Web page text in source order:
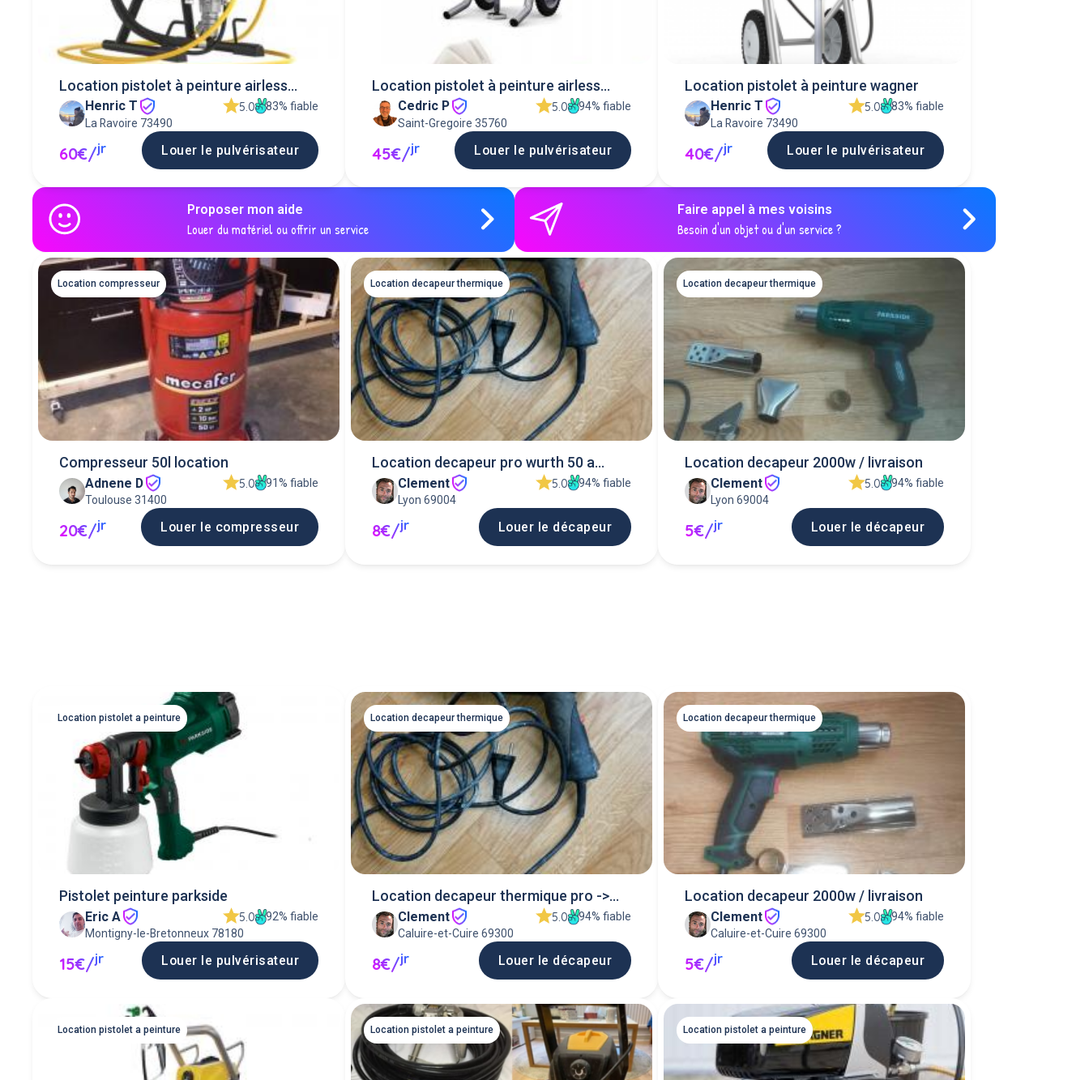
Location pistolet à peinture airless
wagnerHenric T 5.0
83% fiable
La Ravoire 73490
60€/jr Louer le pulvérisateur
Location pistolet à peinture airless
wagner 3
Cedric P 5.0
94% fiable
Saint-Gregoire 35760
45€/jr Louer le pulvérisateur
Location pistolet à peinture wagner
Henric T 5.0
83% fiable
La Ravoire 73490
40€/jr Louer le pulvérisateur
Proposer mon aide
Louer du matériel ou offrir un service
Faire appel à mes voisins
Besoin d'un objet ou d'un service ?
Location compresseur
Compresseur 50l location
Adnene D 5.0
91% fiable
Toulouse 31400
20€/jr Louer le compresseur
Location decapeur thermique
Location decapeur pro wurth 50 a
600°cClement 5.0
94% fiable
Lyon 69004
8€/jr Louer le décapeur
Location decapeur thermique
Location decapeur 2000w / livraison
Clement 5.0
94% fiable
Lyon 69004
5€/jr Louer le décapeur
Location pistolet a peinture
Pistolet peinture parkside
Eric A 5.0
92% fiable
Montigny-le-Bretonneux 78180
15€/jr Louer le pulvérisateur
Location decapeur thermique
Location decapeur thermique pro ->
660°cClement 5.0
94% fiable
Caluire-et-Cuire 69300
8€/jr Louer le décapeur
Location decapeur thermique
Location decapeur 2000w / livraison
Clement 5.0
94% fiable
Caluire-et-Cuire 69300
5€/jr Louer le décapeur
Location pistolet a peinture Location pistolet a peinture Location pistolet a peinture